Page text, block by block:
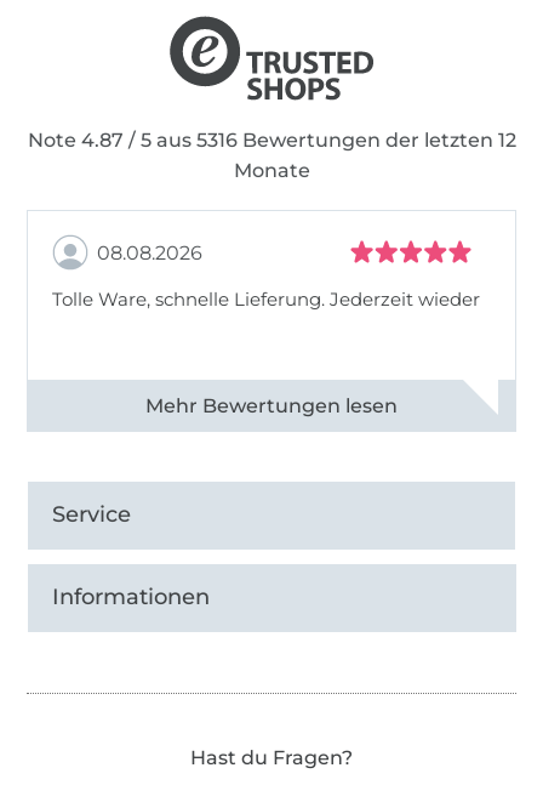
Note 4.87 / 5 aus 5316 Bewertungen der letzten 12
Monate
08.08.2026
Tolle Ware, schnelle Lieferung. Jederzeit wieder
Alle 83013 Bewertungen ansehen
Service
Informationen
Hast du Fragen?